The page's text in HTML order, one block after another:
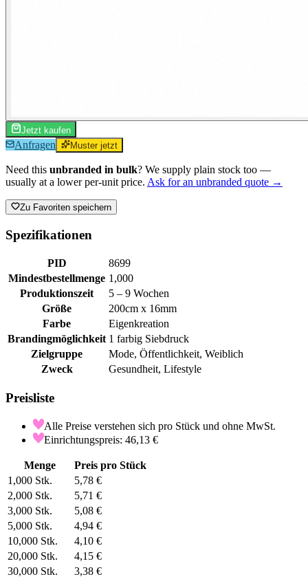
Jetzt kaufen
Anfragen Muster jetzt
Need this unbranded in bulk? We supply plain stock too —
usually at a lower per-unit price. Ask for an unbranded quote →
Zu Favoriten speichern
Spezifikationen
PID
8699
Mindestbestellmenge 1,000
Produktionszeit
5 – 9 Wochen
Größe
200cm x 16mm
Farbe
Eigenkreation
Brandingmöglichkeit 1 farbig Siebdruck
Zielgruppe
Mode, Öffentlichkeit, Weiblich
Zweck
Gesundheit, Lifestyle
Preisliste
Alle Preise verstehen sich pro Stück und ohne MwSt.
Einrichtungspreis: 46,13 €
Menge
Preis pro Stück
1,000 Stk.
5,78 €
2,000 Stk.
5,71 €
3,000 Stk.
5,08 €
5,000 Stk.
4,94 €
10,000 Stk.
4,10 €
20,000 Stk.
4,15 €
30,000 Stk.
3,38 €